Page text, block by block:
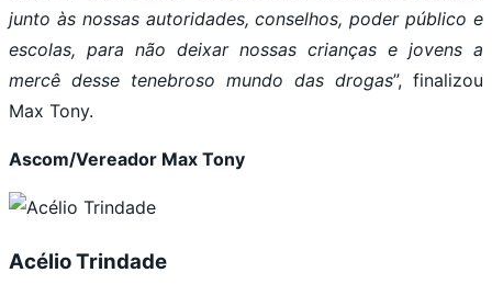
junto às nossas autoridades, conselhos, poder público e
escolas, para não deixar nossas crianças e jovens a
mercê desse tenebroso mundo das drogas”, finalizou
Max Tony.
Ascom/Vereador Max Tony
Acélio Trindade